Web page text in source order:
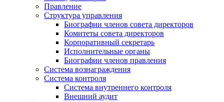
Правление
Структура управления
Биографии членов совета директоров
Комитеты совета директоров
Корпоративный секретарь
Исполнительные органы
Биографии членов правления
Система вознаграждения
Система контроля
Система внутреннего контроля
Внешний аудит